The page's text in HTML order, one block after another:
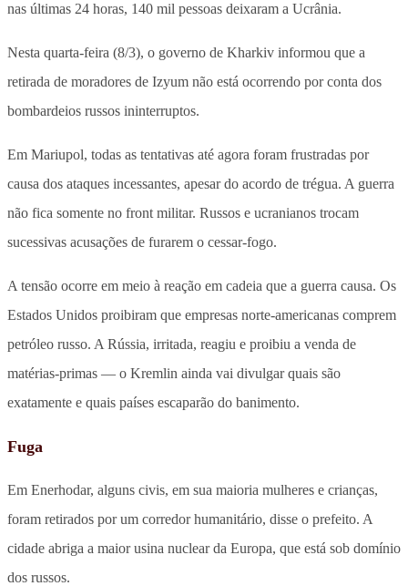
nas últimas 24 horas, 140 mil pessoas deixaram a Ucrânia.
Nesta quarta-feira (8/3), o governo de Kharkiv informou que a
retirada de moradores de Izyum não está ocorrendo por conta dos
bombardeios russos ininterruptos.
Em Mariupol, todas as tentativas até agora foram frustradas por
causa dos ataques incessantes, apesar do acordo de trégua. A guerra
não fica somente no front militar. Russos e ucranianos trocam
sucessivas acusações de furarem o cessar-fogo.
A tensão ocorre em meio à reação em cadeia que a guerra causa. Os
Estados Unidos proibiram que empresas norte-americanas comprem
petróleo russo. A Rússia, irritada, reagiu e proibiu a venda de
matérias-primas — o Kremlin ainda vai divulgar quais são
exatamente e quais países escaparão do banimento.
Fuga
Em Enerhodar, alguns civis, em sua maioria mulheres e crianças,
foram retirados por um corredor humanitário, disse o prefeito. A
cidade abriga a maior usina nuclear da Europa, que está sob domínio
dos russos.